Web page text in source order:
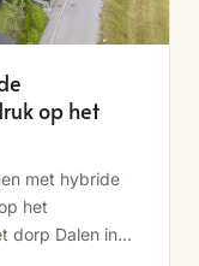
op het
met hybride
het
dorp Dalen in